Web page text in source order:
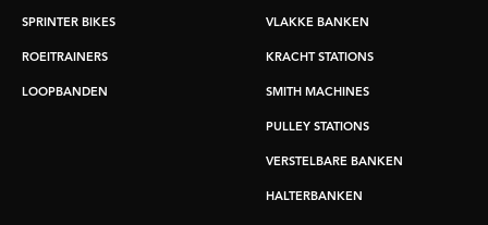
SPRINTER BIKES
ROEITRAINERS
LOOPBANDEN
VLAKKE BANKEN
KRACHT STATIONS
SMITH MACHINES
PULLEY STATIONS
VERSTELBARE BANKEN
HALTERBANKEN